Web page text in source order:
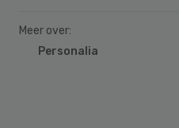
Meer over:
Personalia